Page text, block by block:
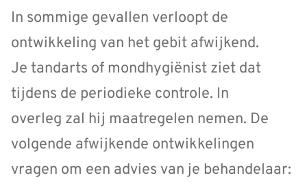
In sommige gevallen verloopt de
ontwikkeling van het gebit afwijkend.
Je tandarts of mondhygiënist ziet dat
tijdens de periodieke controle. In
overleg zal hij maatregelen nemen. De
volgende afwijkende ontwikkelingen
vragen om een advies van je behandelaar: